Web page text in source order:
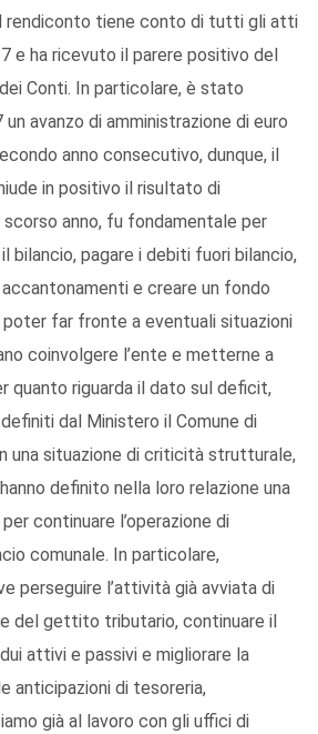
rendiconto tiene conto di tutti gli atti
e ha ricevuto il parere positivo del
Conti. In particolare, è stato
avanzo di amministrazione di euro
anno consecutivo, dunque, il
in positivo il risultato di
scorso anno, fu fondamentale per
bilancio, pagare i debiti fuori bilancio,
e creare un fondo
far fronte a eventuali situazioni
coinvolgere l’ente e metterne a
quanto riguarda il dato sul deficit,
dal Ministero il Comune di
una situazione di criticità strutturale,
definito nella loro relazione una
continuare l’operazione di
comunale. In particolare,
perseguire l’attività già avviata di
del gettito tributario, continuare il
attivi e passivi e migliorare la
anticipazioni di tesoreria,
già al lavoro con gli uffici di